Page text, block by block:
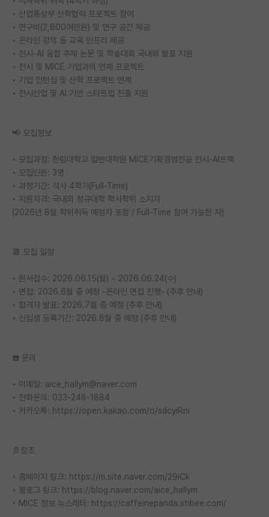
• 산업통상부 산학협력 프로젝트 참여
• 연구비(2,800여만원) 및 연구 공간 제공
• 온라인 강의 등 교육 인프라 제공
• 전시-AI 융합 주제 논문 및 학술대회 국내외 발표 지원
• 전시 및 MICE 기업과의 연계 프로젝트
• 기업 인턴십 및 산학 프로젝트 연계
• 전시산업 및 AI 기반 스타트업 진출 지원
📢 모집정보
• 모집과정: 한림대학교 일반대학원 MICE기획경영전공 전시-AI트랙
• 모집인원: 3명
• 과정기간: 석사 4학기(Full-Time)
• 지원자격: 국내외 정규대학 학사학위 소지자
(2026년 8월 학위취득 예정자 포함 / Full-Time 참여 가능한 자)
📆 모집 일정
• 원서접수: 2026.06.15(월) ~ 2026.06.24(수)
• 면접: 2026.6월 중 예정 -온라인 면접 진행- (추후 안내)
• 합격자 발표: 2026.7월 중 예정 (추후 안내)
• 신입생 등록기간: 2026.8월 중 예정 (추후 안내)
☎️ 문의
• 이메일: aice_hallym@naver.com
• 전화문의: 033-248-1884
• 카카오톡: https://open.kakao.com/o/sdcyiRni
📄참조
• 홈페이지 링크: https://m.site.naver.com/29iCk
• 블로그 링크: https://blog.naver.com/aice_hallym
• MICE 정보 뉴스레터: https://caffeinepanda.stibee.com/